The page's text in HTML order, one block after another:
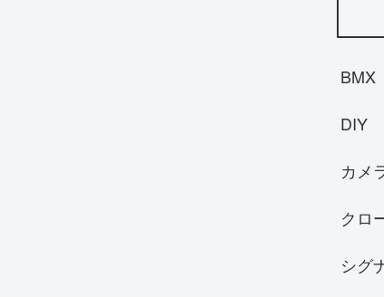
BMX
DIY
カメ
クロ
シグ